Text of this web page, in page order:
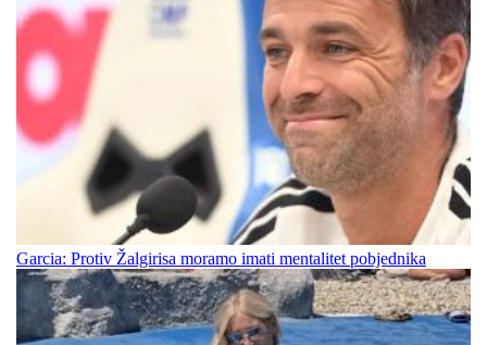
Garcia: Protiv Žalgirisa moramo imati mentalitet pobjednika